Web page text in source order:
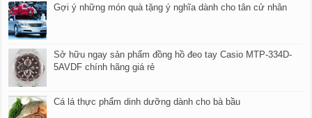
Gợi ý những món quà tặng ý nghĩa dành cho tân cử nhân
Sở hữu ngay sản phẩm đồng hồ đeo tay Casio MTP-334D-
5AVDF chính hãng giá rẻ
Cá lá thực phẩm dinh dưỡng dành cho bà bầu